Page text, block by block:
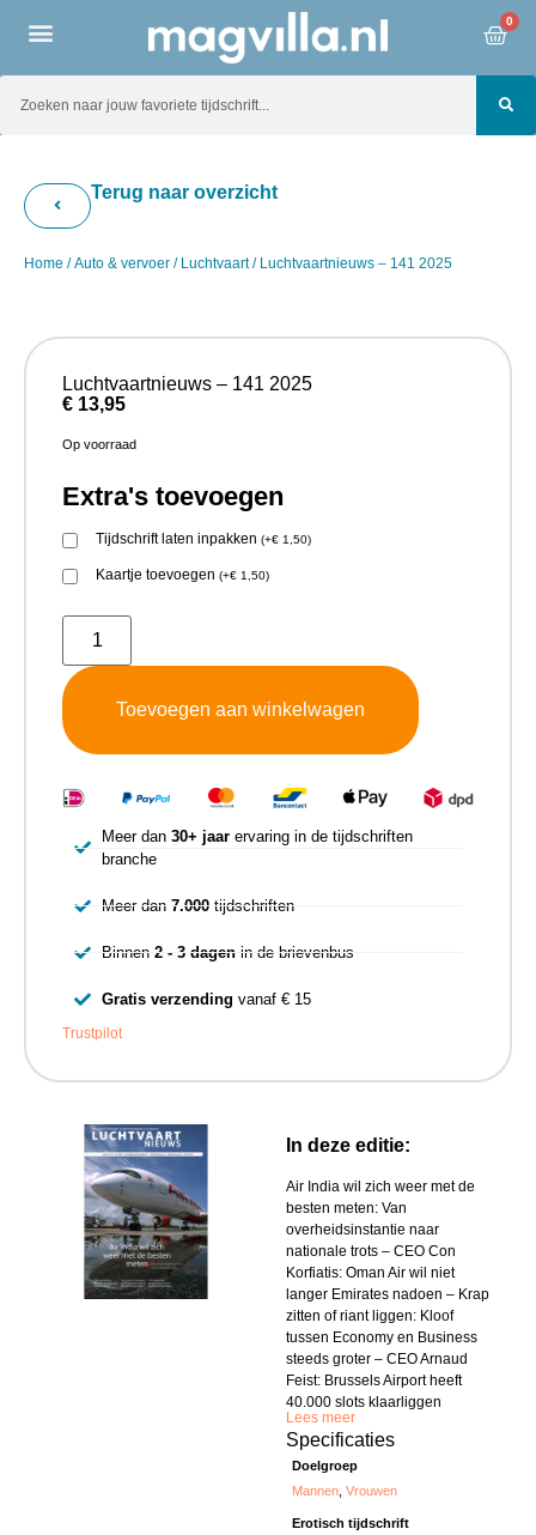
0
Terug naar overzicht
Home /Auto & vervoer / Luchtvaart/ Luchtvaartnieuws – 141 2025
In deze editie:
Air India wil zich weer met de
besten meten: Van
overheidsinstantie naar
nationale trots – CEO Con
Korfiatis: Oman Air wil niet
langer Emirates nadoen – Krap
zitten of riant liggen: Kloof
tussen Economy en Business
steeds groter – CEO Arnaud
Feist: Brussels Airport heeft
40.000 slots klaarliggen
Lees meer
Specificaties
Doelgroep
Mannen,Vrouwen
Erotisch tijdschrift
Luchtvaartnieuws – 141 2025
€ 13,95
Op voorraad
Extra's toevoegen
Tijdschrift laten inpakken (+€ 1,50)
Kaartje toevoegen (+€ 1,50)
Toevoegen aan winkelwagen
Meer dan 30+ jaarervaring in de tijdschriften
branche
Meer dan 7.000tijdschriften
Binnen 2 - 3 dagenin de brievenbus
Gratis verzending vanaf € 15
Trustpilot